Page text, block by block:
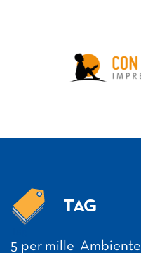
TAG
5 per mille